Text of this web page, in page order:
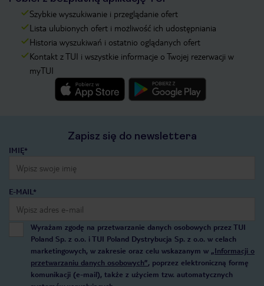
Szybkie wyszukiwanie i przeglądanie ofert
Lista ulubionych ofert i możliwość ich udostępniania
Historia wyszukiwań i ostatnio oglądanych ofert
Kontakt z TUI i wszystkie informacje o Twojej rezerwacji w
myTUI
Zapisz się do newslettera
IMIĘ*
E-MAIL*
Wyrażam zgodę na przetwarzanie danych osobowych przez TUI
Poland Sp. z o.o. i TUI Poland Dystrybucja Sp. z o.o. w celach
marketingowych, w zakresie oraz celu wskazanym w „Informacji o
przetwarzaniu danych osobowych”, poprzez elektroniczną formę
komunikacji (e-mail), także z użyciem tzw. automatycznych